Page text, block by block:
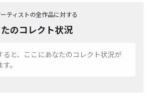
ティストの全作品に対する
のコレクト状況
ると、ここにあなたのコレクト状況が
。